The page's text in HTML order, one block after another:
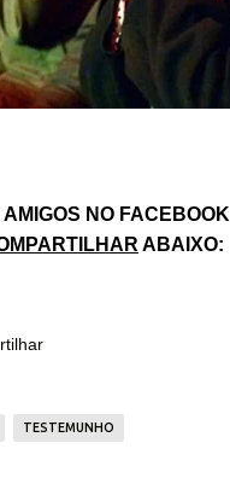
NO FACEBOOK
ABAIXO:
TESTEMUNHO